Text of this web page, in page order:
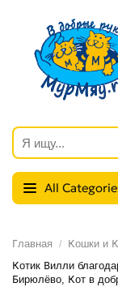
All
Главная Кошки и
Котик Вилли
Бирюлёво, Кот в